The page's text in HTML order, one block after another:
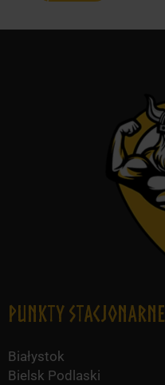
Punkty Stacjonarne
Białystok
Bielsk Podlaski